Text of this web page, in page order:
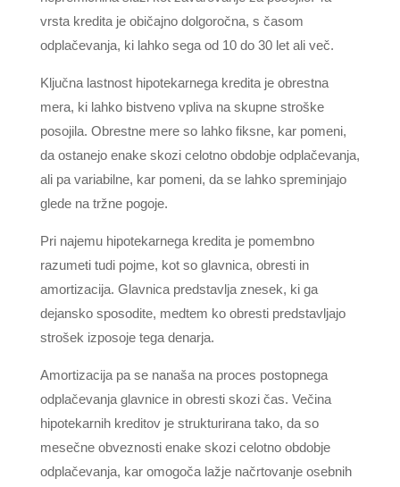
vrsta kredita je običajno dolgoročna, s časom
odplačevanja, ki lahko sega od 10 do 30 let ali več.
Ključna lastnost hipotekarnega kredita je obrestna
mera, ki lahko bistveno vpliva na skupne stroške
posojila. Obrestne mere so lahko fiksne, kar pomeni,
da ostanejo enake skozi celotno obdobje odplačevanja,
ali pa variabilne, kar pomeni, da se lahko spreminjajo
glede na tržne pogoje.
Pri najemu hipotekarnega kredita je pomembno
razumeti tudi pojme, kot so glavnica, obresti in
amortizacija. Glavnica predstavlja znesek, ki ga
dejansko sposodite, medtem ko obresti predstavljajo
strošek izposoje tega denarja.
Amortizacija pa se nanaša na proces postopnega
odplačevanja glavnice in obresti skozi čas. Večina
hipotekarnih kreditov je strukturirana tako, da so
mesečne obveznosti enake skozi celotno obdobje
odplačevanja, kar omogoča lažje načrtovanje osebnih